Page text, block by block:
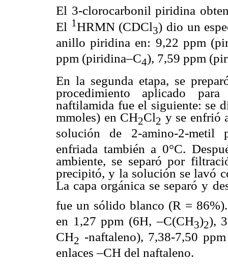
El 3-clorocarbonil piridina
El 1HRMN (CDCl3) dio un
anillo piridina en: 9,22 ppm
ppm (piridina–C4), 7,59 ppm
En la segunda etapa, se
procedimiento aplicado para
naftilamida fue el siguiente: se
mmoles) en CH2Cl2 y se enfrió
solución de 2-amino-2-metil
enfriada también a 0°C.
ambiente, se separó por
precipitó, y la solución se lavó
La capa orgánica se separó y
fue un sólido blanco (R =
en 1,27 ppm (6H, –C(CH3)2),
CH2 -naftaleno), 7,38-7,50
enlaces –CH del naftaleno.